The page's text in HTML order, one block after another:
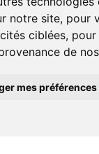
notre site, pour
ciblées,
de
mes préférences